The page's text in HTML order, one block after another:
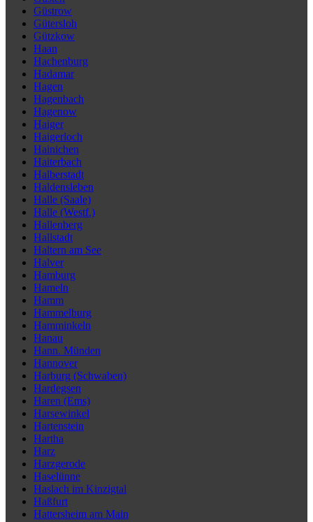
Güstrow
Gütersloh
Gützkow
Haan
Hachenburg
Hadamar
Hagen
Hagenbach
Hagenow
Haiger
Haigerloch
Hainichen
Haiterbach
Halberstadt
Haldensleben
Halle (Saale)
Halle (Westf.)
Hallenberg
Hallstadt
Haltern am See
Halver
Hamburg
Hameln
Hamm
Hammelburg
Hamminkeln
Hanau
Hann. Münden
Hannover
Harburg (Schwaben)
Hardegsen
Haren (Ems)
Harsewinkel
Hartenstein
Hartha
Harz
Harzgerode
Haselünne
Haslach im Kinzigtal
Haßfurt
Hattersheim am Main